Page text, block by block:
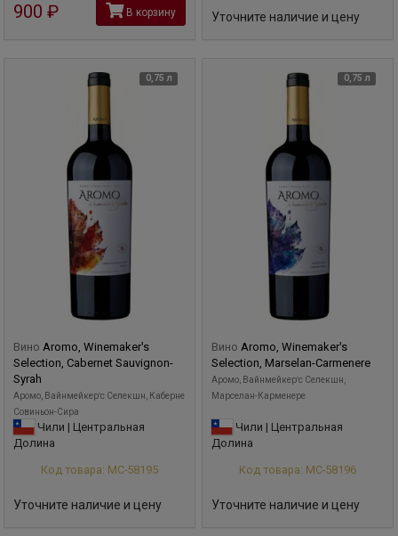
900 В корзину Уточните наличие и цену
0,75 л
Вино Aromo, Winemakerꞌs
Selection, Cabernet Sauvignon-
Syrah
Аромо, Вайнмейкерꞌс Селекшн, Каберне
Совиньон-Сира
Чили | Центральная
Долина
Код товара: МС-58195
Уточните наличие и цену
0,75 л
Вино Aromo, Winemakerꞌs
Selection, Marselan-Carmenere
Аромо, Вайнмейкерꞌс Селекшн,
Марселан-Карменере
Чили | Центральная
Долина
Код товара: МС-58196
Уточните наличие и цену